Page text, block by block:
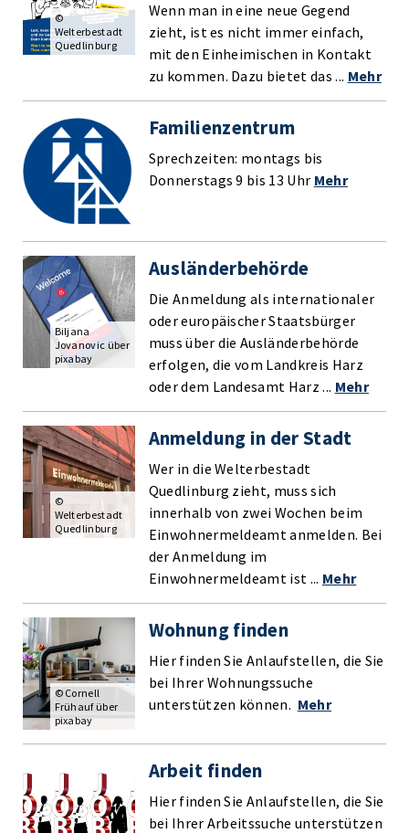
Wenn man in eine neue Gegend
zieht, ist es nicht immer einfach,
mit den Einheimischen in Kontakt
zu kommen. Dazu bietet das ... Mehr
©
Welterbestadt
Quedlinburg
Familienzentrum
Sprechzeiten: montags bis
Donnerstags 9 bis 13 Uhr Mehr
Ausländerbehörde
Die Anmeldung als internationaler
oder europäischer Staatsbürger
muss über die Ausländerbehörde
erfolgen, die vom Landkreis Harz
oder dem Landesamt Harz ... Mehr
Biljana
Jovanovic über
pixabay
Anmeldung in der Stadt
Wer in die Welterbestadt
Quedlinburg zieht, muss sich
innerhalb von zwei Wochen beim
Einwohnermeldeamt anmelden. Bei
der Anmeldung im
Einwohnermeldeamt ist ... Mehr
©
Welterbestadt
Quedlinburg
Wohnung finden
Hier finden Sie Anlaufstellen, die Sie
bei Ihrer Wohnungssuche
unterstützen können. Mehr
© Cornell
Frühauf über
pixabay
Arbeit finden
Hier finden Sie Anlaufstellen, die Sie
bei Ihrer Arbeitssuche unterstützen